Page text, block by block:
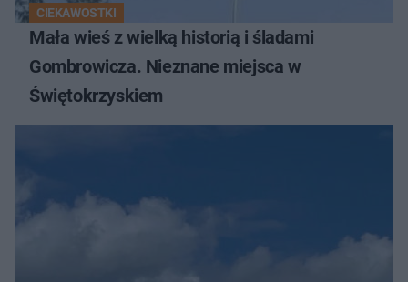
CIEKAWOSTKI
Mała wieś z wielką historią i śladami
Gombrowicza. Nieznane miejsca w
Świętokrzyskiem